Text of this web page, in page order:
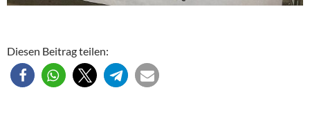
Diesen Beitrag teilen: